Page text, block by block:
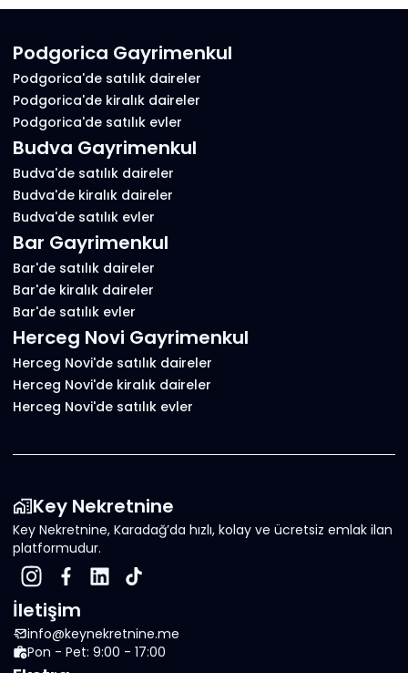
Podgorica Gayrimenkul
Podgorica'de satılık daireler
Podgorica'de kiralık daireler
Podgorica'de satılık evler
Budva Gayrimenkul
Budva'de satılık daireler
Budva'de kiralık daireler
Budva'de satılık evler
Bar Gayrimenkul
Bar'de satılık daireler
Bar'de kiralık daireler
Bar'de satılık evler
Herceg Novi Gayrimenkul
Herceg Novi'de satılık daireler
Herceg Novi'de kiralık daireler
Herceg Novi'de satılık evler
Key Nekretnine
Key Nekretnine, Karadağ’da hızlı, kolay ve ücretsiz emlak ilan
platformudur.
İletişim
info@keynekretnine.me
Pon - Pet: 9:00 - 17:00